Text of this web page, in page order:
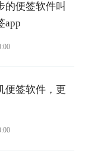
的便签软件叫
app
便签软件，更